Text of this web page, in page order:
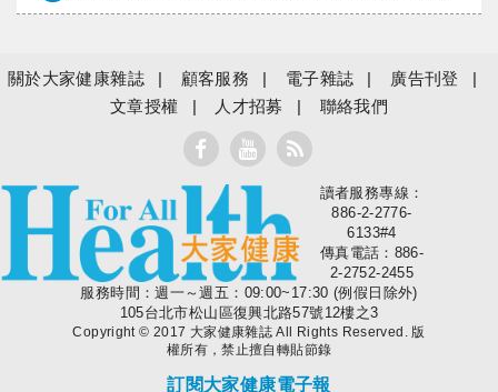
關於大家健康雜誌 顧客服務 電子雜誌
廣告刊登
文章授權
人才招募 聯絡我們
大家健康
讀者服務專線：
886-2-2776-
6133#4
傳真電話：886-
2-2752-2455
服務時間：週一～週五：09:00~17:30 (例假日除外)
105台北市松山區復興北路57號12樓之3
Copyright © 2017 大家健康雜誌 All Rights Reserved. 版
權所有，禁止擅自轉貼節錄
訂閱大家健康電子報